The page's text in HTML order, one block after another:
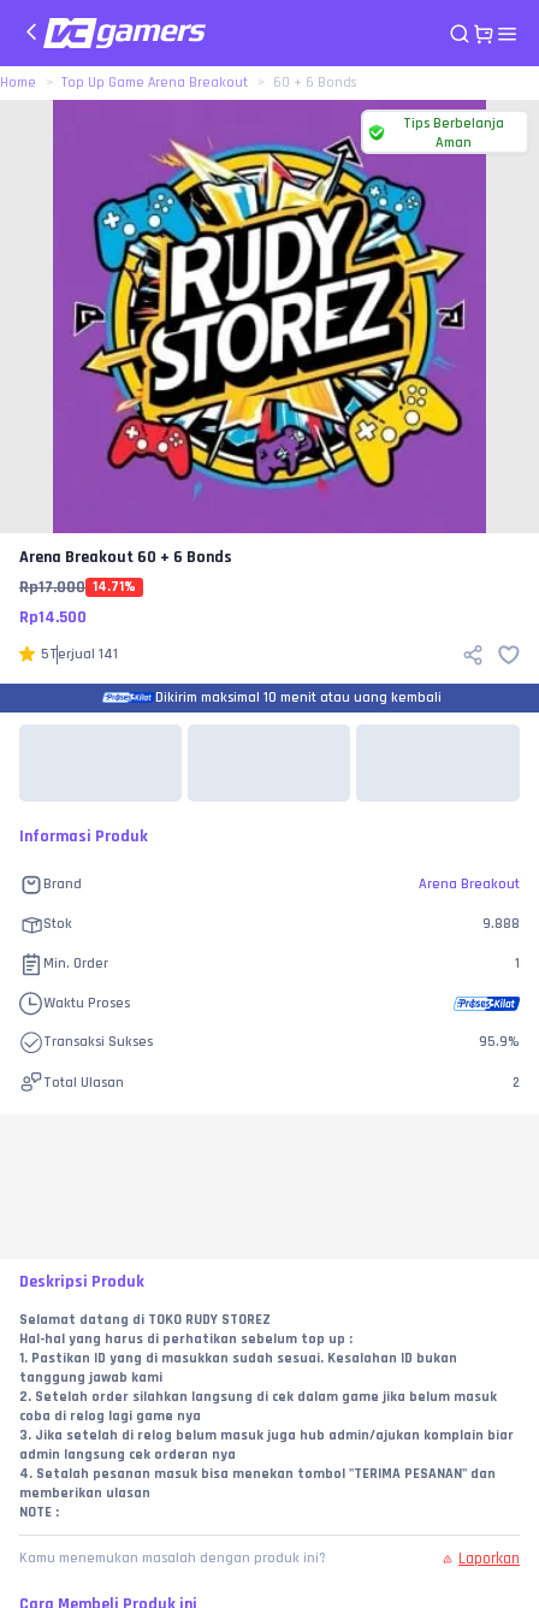
Home Top Up Game Arena Breakout 60 + 6 Bonds
Tips Berbelanja
Aman
Arena Breakout 60 + 6 Bonds
Rp17.000 14.71%
Rp14.500
5Terjual 141
Dikirim maksimal 10 menit atau uang kembali
Informasi Produk
Brand Arena Breakout
Stok 9.888
Min. Order 1
Waktu Proses
Transaksi Sukses 95.9%
Total Ulasan 2
Deskripsi Produk
Selamat datang di TOKO RUDY STOREZ
Hal-hal yang harus di perhatikan sebelum top up :
1. Pastikan ID yang di masukkan sudah sesuai. Kesalahan ID bukan
tanggung jawab kami
2. Setelah order silahkan langsung di cek dalam game jika belum masuk
coba di relog lagi game nya
3. Jika setelah di relog belum masuk juga hub admin/ajukan komplain biar
admin langsung cek orderan nya
4. Setalah pesanan masuk bisa menekan tombol "TERIMA PESANAN" dan
memberikan ulasan
NOTE :
Kamu menemukan masalah dengan produk ini? Laporkan